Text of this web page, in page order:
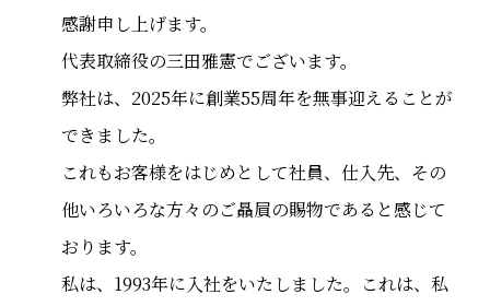
感謝申し上げます。
代表取締役の三田雅憲でございます。
弊社は、2025年に創業55周年を無事迎えることが
できました。
これもお客様をはじめとして社員、仕入先、その
他いろいろな方々のご贔屓の賜物であると感じて
おります。
私は、1993年に入社をいたしました。これは、私